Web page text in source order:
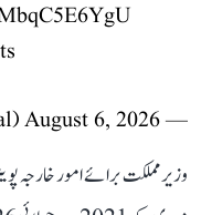
— ANI Digital (@ani_digital)
August 6, 2026
وزیر مملکت برائے امور خارجہ